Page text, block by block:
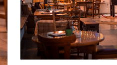
Datenschutz
Impressum
KONTAKT